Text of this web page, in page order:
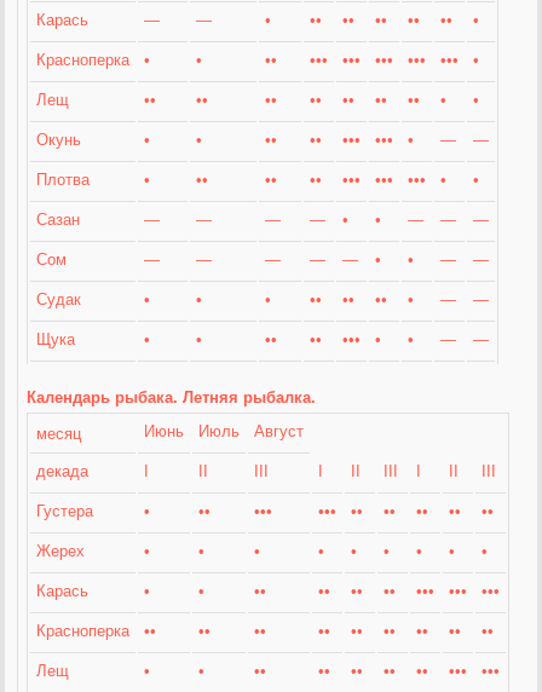
Карась — — • •• •• •• •• •• •
Красноперка • • •• ••• ••• ••• ••• ••• •
Лещ •• •• •• •• •• •• •• • •
Окунь • • •• •• ••• ••• • — —
Плотва • •• •• •• ••• ••• ••• • •
Сазан — — — — • • — — —
Сом — — — — — • • — —
Судак • • • •• •• •• • — —
Щука • • •• •• ••• • • — —
Календарь рыбака. Летняя рыбалка.
месяц
Июнь Июль Август
декада
Густера • •• ••• ••• •• •• •• •• ••
Жерех • • • • • • • • •
Карась • • •• •• •• •• ••• ••• •••
Красноперка •• •• •• •• •• •• •• •• ••
Лещ • • •• •• •• •• •• ••• •••